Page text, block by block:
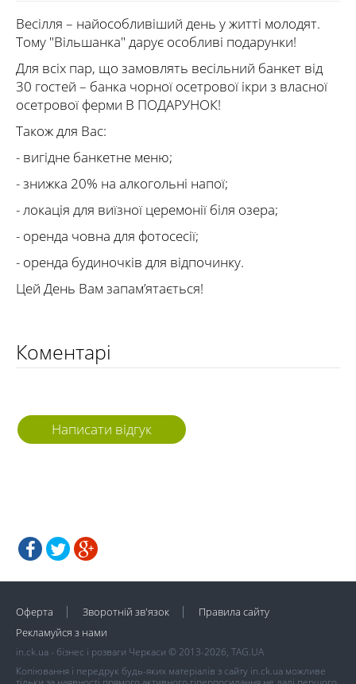
Весілля – найособливіший день у житті молодят.
Тому "Вільшанка" дарує особливі подарунки!
Для всіх пар, що замовлять весільний банкет від
30 гостей – банка чорної осетрової ікри з власної
осетрової ферми В ПОДАРУНОК!
Також для Вас:
- вигідне банкетне меню;
- знижка 20% на алкогольні напої;
- локація для виїзної церемонії біля озера;
- оренда човна для фотосесії;
- оренда будиночків для відпочинку.
Цей День Вам запам’ятається!
Коментарі
Написати відгук
Оферта Зворотній зв'язок
Правила сайту
Рекламуйся з нами
in.ck.ua - бізнес і розваги Черкаси © 2013-2026, TAG.UA
Копіювання і передрук будь-яких матеріалів з сайту in.ck.ua можливе